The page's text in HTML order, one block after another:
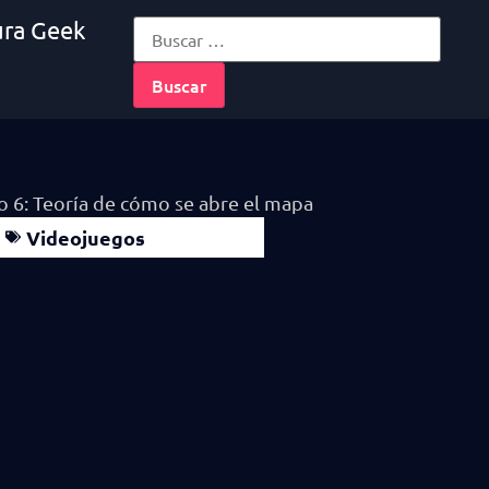
Geek
Videojuegos